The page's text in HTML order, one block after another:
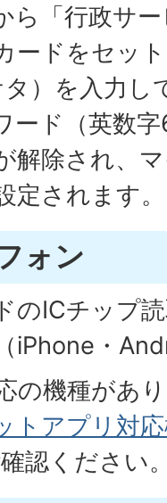
ら「行政サ
ードをセッ
）を入力し
ード（英数
解除され、
定されます。
ォン
のICチップ
iPhone・
の機種があ
トアプリ対
認ください